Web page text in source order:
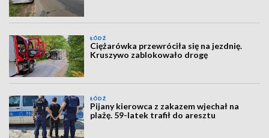
ŁÓDŹ
Ciężarówka przewróciła się na jezdnię.
Kruszywo zablokowało drogę
ŁÓDŹ
Pijany kierowca z zakazem wjechał na
plażę. 59-latek trafił do aresztu